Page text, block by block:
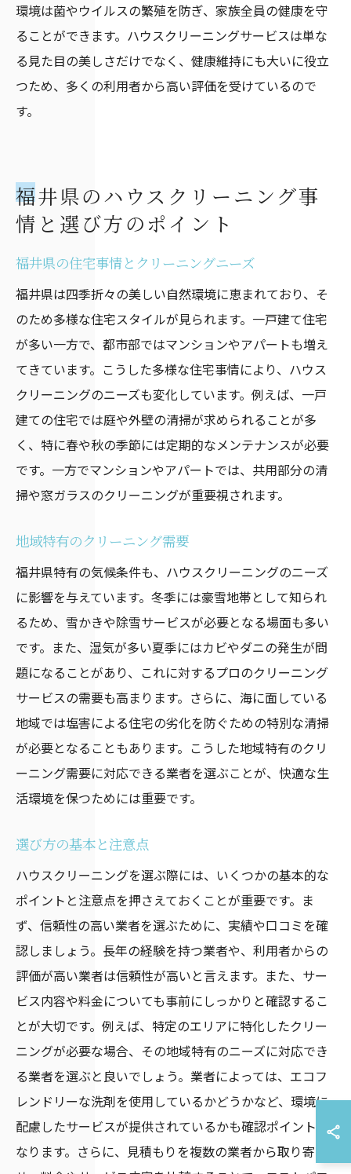
環境は菌やウイルスの繁殖を防ぎ、家族全員の健康を守
ることができます。ハウスクリーニングサービスは単な
る見た目の美しさだけでなく、健康維持にも大いに役立
つため、多くの利用者から高い評価を受けているので
す。
福井県のハウスクリーニング事
情と選び方のポイント
福井県の住宅事情とクリーニングニーズ
福井県は四季折々の美しい自然環境に恵まれており、そ
のため多様な住宅スタイルが見られます。一戸建て住宅
が多い一方で、都市部ではマンションやアパートも増え
てきています。こうした多様な住宅事情により、ハウス
クリーニングのニーズも変化しています。例えば、一戸
建ての住宅では庭や外壁の清掃が求められることが多
く、特に春や秋の季節には定期的なメンテナンスが必要
です。一方でマンションやアパートでは、共用部分の清
掃や窓ガラスのクリーニングが重要視されます。
地域特有のクリーニング需要
福井県特有の気候条件も、ハウスクリーニングのニーズ
に影響を与えています。冬季には豪雪地帯として知られ
るため、雪かきや除雪サービスが必要となる場面も多い
です。また、湿気が多い夏季にはカビやダニの発生が問
題になることがあり、これに対するプロのクリーニング
サービスの需要も高まります。さらに、海に面している
地域では塩害による住宅の劣化を防ぐための特別な清掃
が必要となることもあります。こうした地域特有のクリ
ーニング需要に対応できる業者を選ぶことが、快適な生
活環境を保つためには重要です。
選び方の基本と注意点
ハウスクリーニングを選ぶ際には、いくつかの基本的な
ポイントと注意点を押さえておくことが重要です。ま
ず、信頼性の高い業者を選ぶために、実績や口コミを確
認しましょう。長年の経験を持つ業者や、利用者からの
評価が高い業者は信頼性が高いと言えます。また、サー
ビス内容や料金についても事前にしっかりと確認するこ
とが大切です。例えば、特定のエリアに特化したクリー
ニングが必要な場合、その地域特有のニーズに対応でき
る業者を選ぶと良いでしょう。業者によっては、エコフ
レンドリーな洗剤を使用しているかどうかなど、環境に
配慮したサービスが提供されているかも確認ポイントと
なります。さらに、見積もりを複数の業者から取り寄